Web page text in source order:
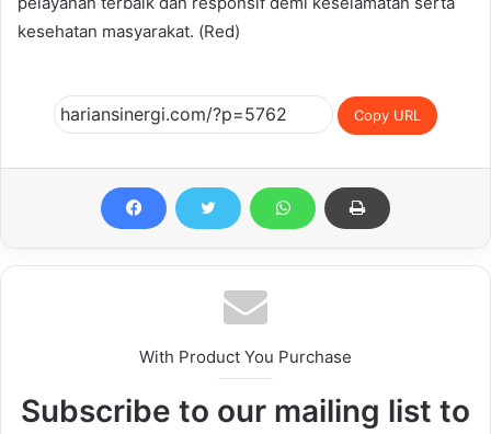
kesehatan masyarakat. (Red)
Copy URL
With Product You Purchase
Subscribe to our mailing list to